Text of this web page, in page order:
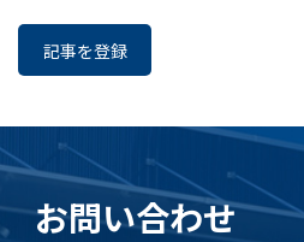
記事を登録
お問い合わせ